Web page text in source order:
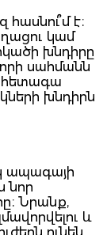
հասնու՞մ է։
կամ
խնդիրը
սահմանն
հետագա
խնդիրն
ապագայի
նոր
Նրանք,
և